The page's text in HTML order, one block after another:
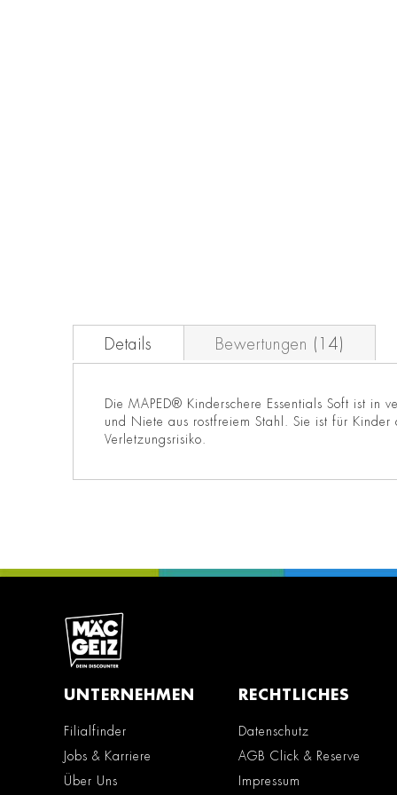
Details
Die MAPED® Kinderschere Essentials Soft ist in
und Niete aus rostfreiem Stahl. Sie ist für
Verletzungsrisiko.
Bewertungen 14
UNTERNEHMEN
Filialfinder
Jobs & Karriere
Über Uns
RECHTLICHES
Datenschutz
AGB Click & Reserve
Impressum